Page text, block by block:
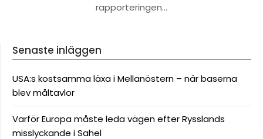
rapporteringen…
Senaste inläggen
USA:s kostsamma läxa i Mellanöstern – när baserna
blev måltavlor
Varför Europa måste leda vägen efter Rysslands
misslyckande i Sahel